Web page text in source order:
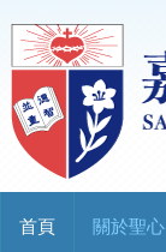
首頁 關於聖心